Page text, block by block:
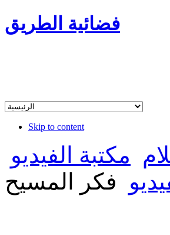
فضائية الطريق
Skip to content
مكتبة الفيديو
فكر المسيح